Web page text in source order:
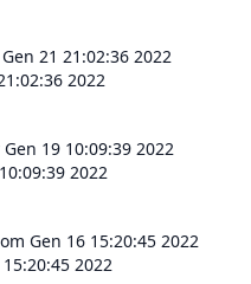
21 21:02:36 2022
2022
19 10:09:39 2022
2022
Gen 16 15:20:45 2022
2022